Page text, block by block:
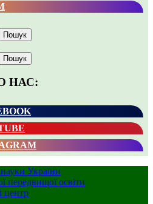
Пошук
Пошук
НАС:
науки України
освіти
центр